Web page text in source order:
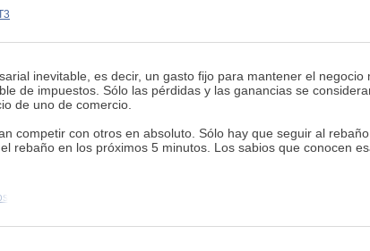
inevitable, es decir, un gasto fijo para mantener el
de impuestos. Sólo las pérdidas y las ganancias se
de uno de comercio.
competir con otros en absoluto. Sólo hay que seguir al
rebaño en los próximos 5 minutos. Los sabios que conocen